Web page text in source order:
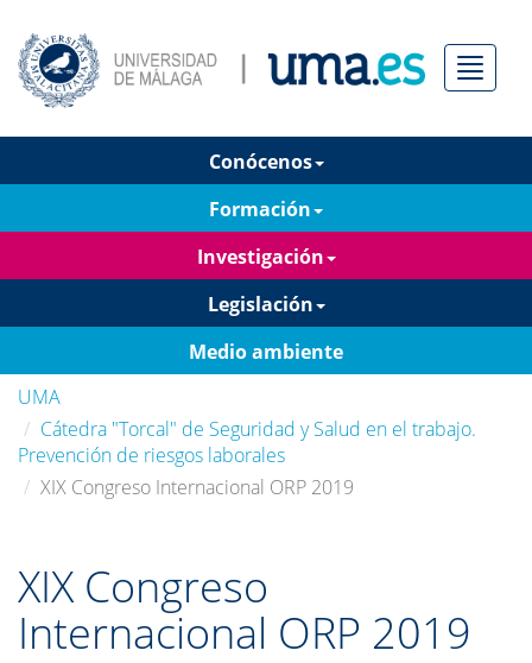
Menú
Conócenos
Formación
Investigación
Legislación
Medio ambiente
UMA
Cátedra "Torcal" de Seguridad y Salud en el trabajo.
Prevención de riesgos laborales
XIX Congreso Internacional ORP 2019
XIX Congreso
Internacional ORP 2019